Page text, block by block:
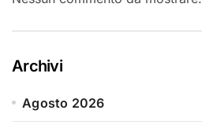
Archivi
Agosto 2026